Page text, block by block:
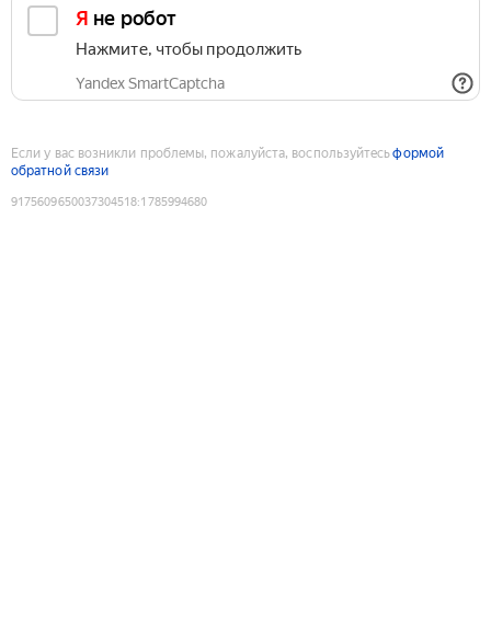
Я не робот
Нажмите, чтобы продолжить
Yandex SmartCaptcha
Если у вас возникли проблемы, пожалуйста, воспользуйтесьформой
обратной связи
9175609650037304518:1785994680